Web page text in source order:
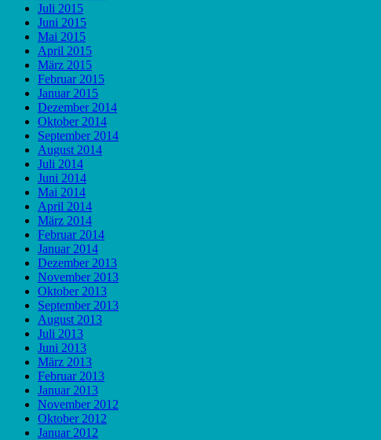
Juli 2015
Juni 2015
Mai 2015
April 2015
März 2015
Februar 2015
Januar 2015
Dezember 2014
Oktober 2014
September 2014
August 2014
Juli 2014
Juni 2014
Mai 2014
April 2014
März 2014
Februar 2014
Januar 2014
Dezember 2013
November 2013
Oktober 2013
September 2013
August 2013
Juli 2013
Juni 2013
März 2013
Februar 2013
Januar 2013
November 2012
Oktober 2012
Januar 2012